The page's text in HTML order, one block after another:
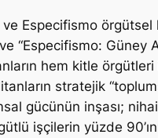
Especifismo örgütsel
“Especifismo: Güney
hem kitle
stratejik
gücünün inşası;
işçilerin yüzde